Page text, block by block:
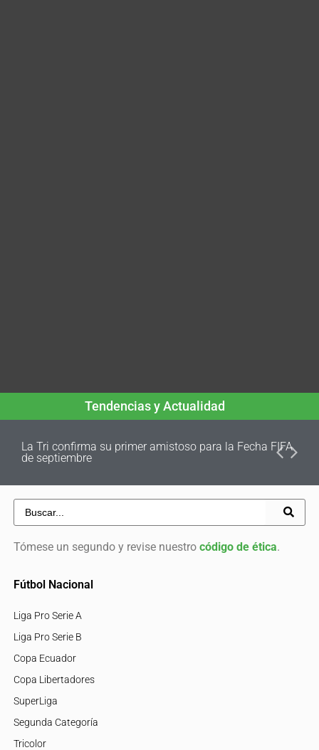
Tendencias y Actualidad
La Tri confirma su primer amistoso para la Fecha FIFA
de septiembre
Tómese un segundo y revise nuestro código de ética.
Fútbol Nacional
Liga Pro Serie A
Liga Pro Serie B
Copa Ecuador
Copa Libertadores
SuperLiga
Segunda Categoría
Tricolor